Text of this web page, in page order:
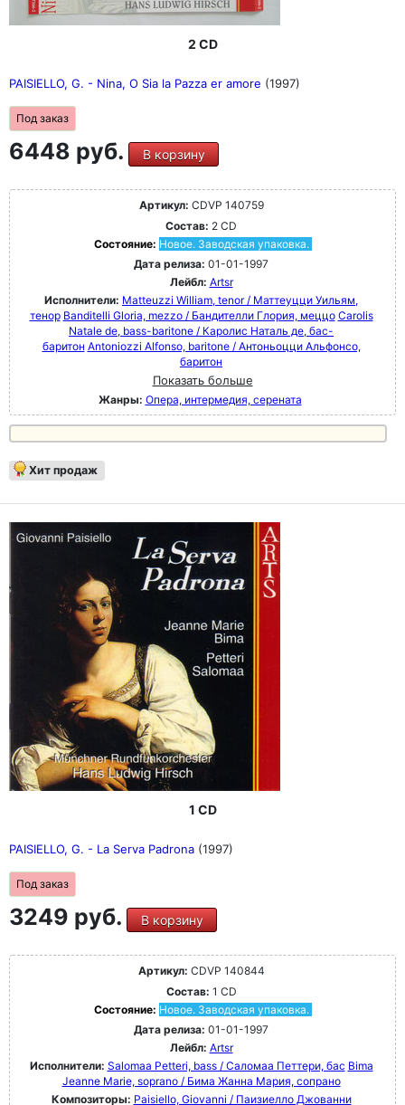
2 CD
PAISIELLO, G. - Nina, O Sia la Pazza er amore (1997)
Под заказ
6448 руб. В корзину
Артикул: CDVP 140759
Состав: 2 CD
Состояние: Новое. Заводская упаковка.
Дата релиза: 01-01-1997
Лейбл: Artsr
Исполнители: Matteuzzi William, tenor / Маттеуцци Уильям,
тенор Banditelli Gloria, mezzo / Бандителли Глория, меццо Carolis
Natale de, bass-baritone / Каролис Наталь де, бас-
баритон Antoniozzi Alfonso, baritone / Антоньоцци Альфонсо,
баритон
Показать больше
Жанры: Опера, интермедия, серената
Хит продаж
1 CD
PAISIELLO, G. - La Serva Padrona (1997)
Под заказ
3249 руб. В корзину
Артикул: CDVP 140844
Состав: 1 CD
Состояние: Новое. Заводская упаковка.
Дата релиза: 01-01-1997
Лейбл: Artsr
Исполнители: Salomaa Petteri, bass / Саломаа Петтери, бас Bima
Jeanne Marie, soprano / Бима Жанна Мария, сопрано
Композиторы: Paisiello, Giovanni / Паизиелло Джованни